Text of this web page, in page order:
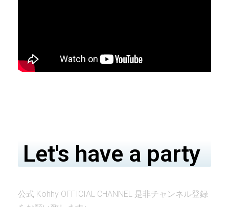
Let's have a party
公式 Kohhy OFFICIAL CHANNEL 是非チャンネル登録